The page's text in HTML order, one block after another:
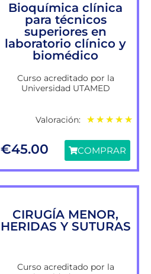
Bioquímica clínica
para técnicos
superiores en
laboratorio clínico y
biomédico
Curso acreditado por la
Universidad UTAMED
Valoración: ★ ★ ★ ★ ★
€45.00 COMPRAR
CIRUGÍA MENOR,
HERIDAS Y SUTURAS
Curso acreditado por la